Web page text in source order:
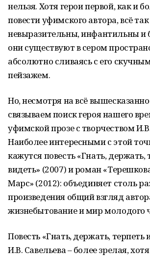
нельзя. Хотя герои первой, как и
повести уфимского автора, всё
невыразительны, инфантильны и
они существуют в сером
абсолютно сливаясь с его
пейзажем.
Но, несмотря на всё
связываем поиск героя нашего
уфимской прозе с творчеством
Наиболее интересными с этой
кажутся повесть «Гнать, держать,
видеть» (2007) и роман
Марс» (2012): объединяет столь
произведения общий взгляд
жизнебытование и мир молодого
Повесть «Гнать, держать, терпеть
И.В. Савельева – более зрелая,